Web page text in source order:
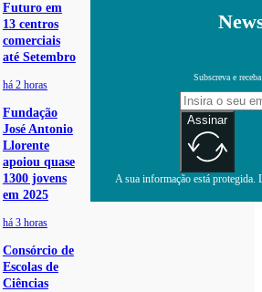
Futuro em
13 centros
comerciais
até Setembro
há 2 horas
Fundação
José Antonio
Llorente
apoiou quase
1300 jovens
em 2025
há 3 horas
Consórcio de
Escolas de
Ciências
Subscreva e
Assinar
A sua informação está protegida.